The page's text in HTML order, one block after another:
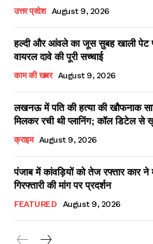
Facebook
X
Read Latest
उत्तर प्रदेश August 9, 2026
हल्दी और आंवले का जूस सुबह खाली पेट
वायरल दावे की पूरी सच्चाई
काम की खबर August 9, 2026
लखनऊ में पति की हत्या की खौफनाक
मिलकर रची थी प्लानिंग; कॉल डिटेल से
क्राइम August 9, 2026
पंजाब में कांवड़ियों को तेज रफ्तार कार
गिरफ्तारी की मांग पर प्रदर्शन
FEATURED August 9, 2026